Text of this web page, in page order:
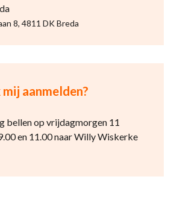
8, 4811 DK Breda
aanmelden?
bellen op vrijdagmorgen 11
en 11.00 naar Willy Wiskerke